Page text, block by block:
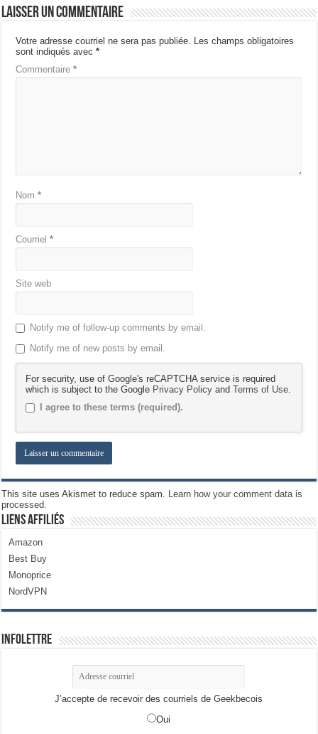
Laisser un commentaire
Votre adresse courriel ne sera pas publiée. Les champs obligatoires
sont indiqués avec*
Commentaire*
Nom*
Courriel*
Site web
Notify me of follow-up comments by email.
Notify me of new posts by email.
For security, use of Google's reCAPTCHA service is required
which is subject to the Google Privacy Policy andTerms of Use
I agree to these terms (required).
This site uses Akismet to reduce spam. Learn how your comment data is
processed.
Liens Affiliés
Amazon
Best Buy
Monoprice
NordVPN
Infolettre
J’accepte de recevoir des courriels de Geekbecois
Oui